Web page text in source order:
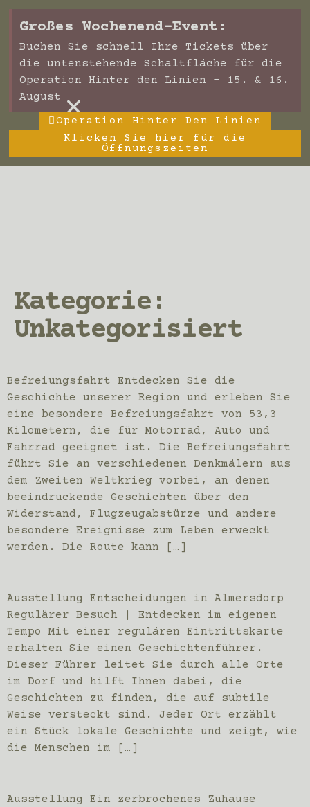
Großes Wochenend-Event:
Buchen Sie schnell Ihre Tickets über
die untenstehende Schaltfläche für die
Operation Hinter den Linien – 15. & 16.
August ×
Operation Hinter Den Linien
Klicken Sie hier für die
Öffnungszeiten
Kategorie:
Unkategorisiert
Befreiungsfahrt Entdecken Sie die
Geschichte unserer Region und erleben Sie
eine besondere Befreiungsfahrt von 53,3
Kilometern, die für Motorrad, Auto und
Fahrrad geeignet ist. Die Befreiungsfahrt
führt Sie an verschiedenen Denkmälern aus
dem Zweiten Weltkrieg vorbei, an denen
beeindruckende Geschichten über den
Widerstand, Flugzeugabstürze und andere
besondere Ereignisse zum Leben erweckt
werden. Die Route kann […]
Ausstellung Entscheidungen in Almersdorp
Regulärer Besuch | Entdecken im eigenen
Tempo Mit einer regulären Eintrittskarte
erhalten Sie einen Geschichtenführer.
Dieser Führer leitet Sie durch alle Orte
im Dorf und hilft Ihnen dabei, die
Geschichten zu finden, die auf subtile
Weise versteckt sind. Jeder Ort erzählt
ein Stück lokale Geschichte und zeigt, wie
die Menschen im […]
Ausstellung Ein zerbrochenes Zuhause